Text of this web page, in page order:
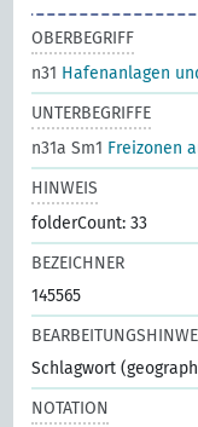
OBERBEGRIFF
n31 Hafenanlagen
UNTERBEGRIFFE
n31a Sm1 Freizonen
HINWEIS
folderCount: 33
BEZEICHNER
145565
Schlagwort
NOTATION